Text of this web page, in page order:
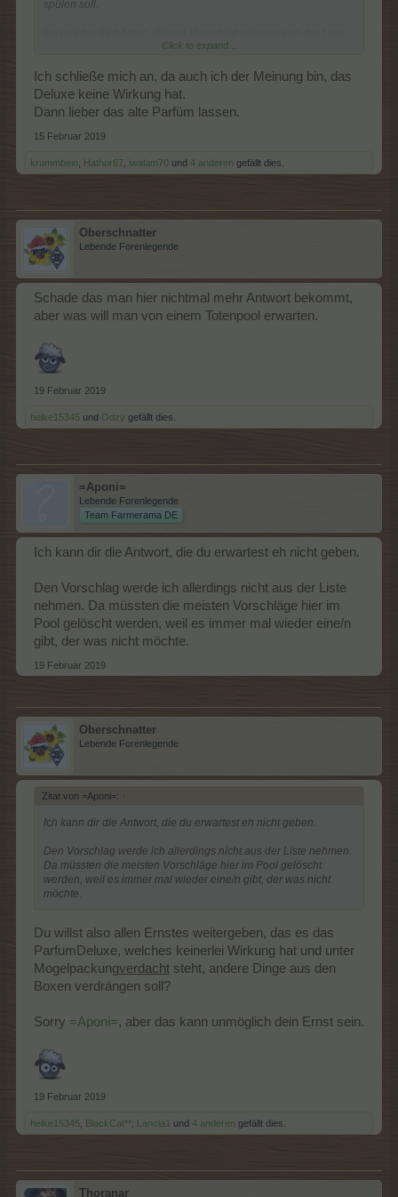
spülen soll.
zu nehmen, bis die Wirkung bewiesen oder von BP begründet
selbstverständlich dagegen.
Click to expand...
Ich schließe mich an, da auch ich der Meinung bin, das
Deluxe keine Wirkung hat.
Dann lieber das alte Parfüm lassen.
15 Februar 2019
krummbein Hathor67 iwalam70 und 4 anderen gefällt dies.
Oberschnatter
Lebende Forenlegende
Schade das man hier nichtmal mehr Antwort bekommt,
aber was will man von einem Totenpool erwarten.
19 Februar 2019
heike15345 und Odzy gefällt dies.
=Aponi=
Lebende Forenlegende
Team Farmerama DE
Ich kann dir die Antwort, die du erwartest eh nicht geben.
Den Vorschlag werde ich allerdings nicht aus der Liste
nehmen. Da müssten die meisten Vorschläge hier im
Pool gelöscht werden, weil es immer mal wieder eine/n
gibt, der was nicht möchte.
19 Februar 2019
Oberschnatter
Lebende Forenlegende
Zitat von =Aponi=: ↑
Ich kann dir die Antwort, die du erwartest eh nicht geben.
Den Vorschlag werde ich allerdings nicht aus der Liste nehmen.
Da müssten die meisten Vorschläge hier im Pool gelöscht
werden, weil es immer mal wieder eine/n gibt, der was nicht
möchte.
Du willst also allen Ernstes weitergeben, das es das
ParfumDeluxe, welches keinerlei Wirkung hat und unter
Mogelpackungverdacht steht, andere Dinge aus den
Boxen verdrängen soll?
Sorry =Aponi=, aber das kann unmöglich dein Ernst sein.
19 Februar 2019
heike15345 BlackCat** Lancia1 und 4 anderen gefällt dies.
Thoranar